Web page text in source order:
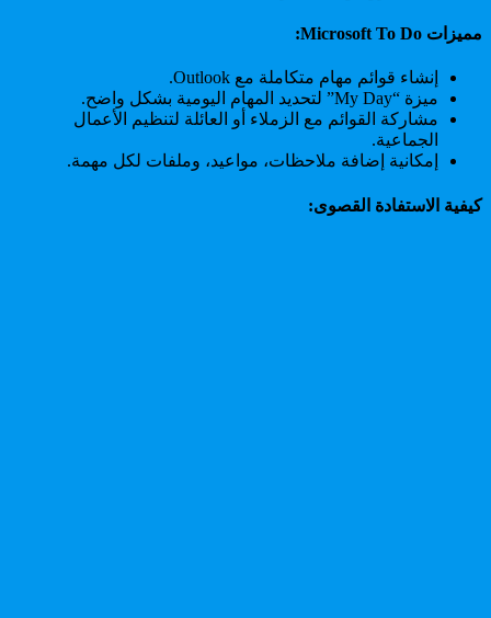
مميزات Microsoft To Do:
إنشاء قوائم مهام متكاملة مع Outlook.
ميزة “My Day” لتحديد المهام اليومية بشكل واضح.
مشاركة القوائم مع الزملاء أو العائلة لتنظيم الأعمال
الجماعية.
إمكانية إضافة ملاحظات، مواعيد، وملفات لكل مهمة.
كيفية الاستفادة القصوى: